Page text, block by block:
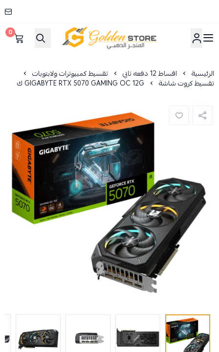
المتجر الذهبي
0
الرئيسية اقساط 12 دفعه تابي تقسيط كمبيوترات ولابتوبات
تقسيط كروت شاشة GIGABYTE RTX 5070 GAMING OC 12G ك